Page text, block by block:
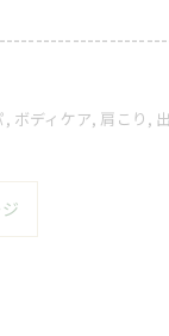
ボディケア 肩こり